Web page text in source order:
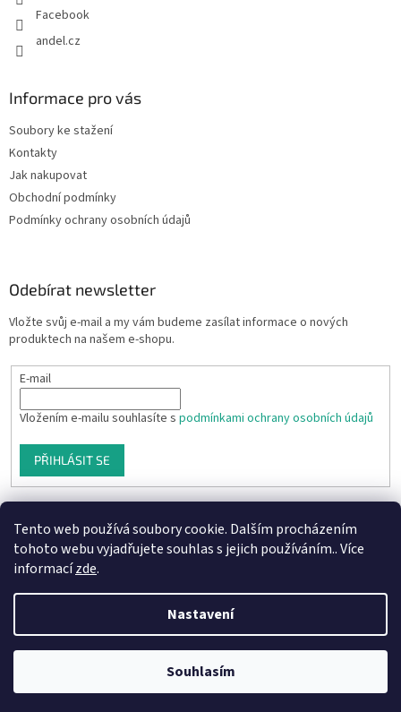
Tento web používá soubory cookie. Dalším procházením
tohoto webu vyjadřujete souhlas s jejich používáním.. Více
informacízde.
Nastavení
Souhlasím
Facebook
andel.cz
Informace pro vás
Soubory ke stažení
Kontakty
Jak nakupovat
Obchodní podmínky
Podmínky ochrany osobních údajů
Odebírat newsletter
Vložte svůj e-mail a my vám budeme zasílat informace o nových
produktech na našem e-shopu.
E-mail
Vložením e-mailu souhlasíte s podmínkami ochrany osobních údajů
PŘIHLÁSIT SE
Vytvořil Shoptet
Aprodukt.cz. Všechna práva vyhrazena.